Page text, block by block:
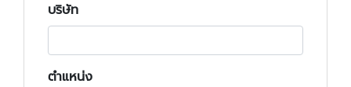
บริษัท
ตำแหน่ง